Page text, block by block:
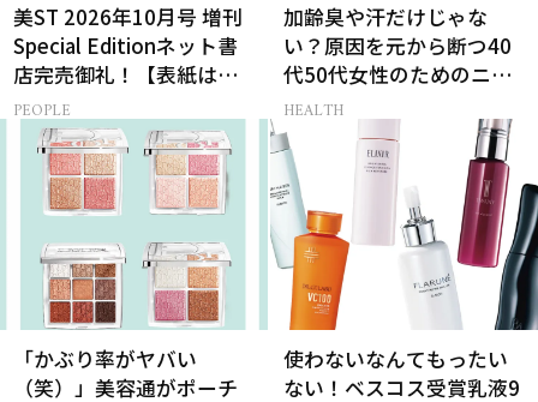
美ST 2026年10月号 増刊
Special Editionネット書
店完売御礼！【表紙は加
藤あいさん＆菊池風磨さ
ん】
PEOPLE
加齢臭や汗だけじゃな
い？原因を元から断つ40
代50代女性のためのニオ
イケア
HEALTH
「かぶり率がヤバい
（笑）」美容通がポーチ
使わないなんてもったい
ない！ベスコス受賞乳液9